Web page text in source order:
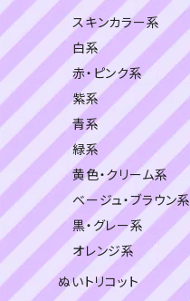
スキンカラー系
白系
赤・ピンク系
紫系
青系
緑系
黄色・クリーム系
ベージュ・ブラウン系
黒・グレー系
オレンジ系
ぬいトリコット